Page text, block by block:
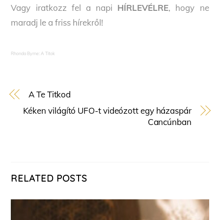
Vagy iratkozz fel a napi HÍRLEVÉLRE, hogy ne
maradj le a friss hírekről!
Rhonda Byrne: A Titok
A Te Titkod
Kéken világító UFO-t videózott egy házaspár
Cancúnban
RELATED POSTS